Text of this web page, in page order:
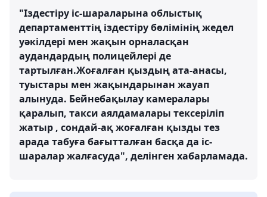
"Іздестіру іс-шараларына облыстық
департаменттің іздестіру бөлімінің жедел
уәкілдері мен жақын орналасқан
аудандардың полицейлері де
тартылған.Жоғалған қыздың ата-анасы,
туыстары мен жақындарынан жауап
алынуда. Бейнебақылау камералары
қаралып, такси аялдамалары тексеріліп
жатыр , сондай-ақ жоғалған қызды тез
арада табуға бағытталған басқа да іс-
шаралар жалғасуда", делінген хабарламада.